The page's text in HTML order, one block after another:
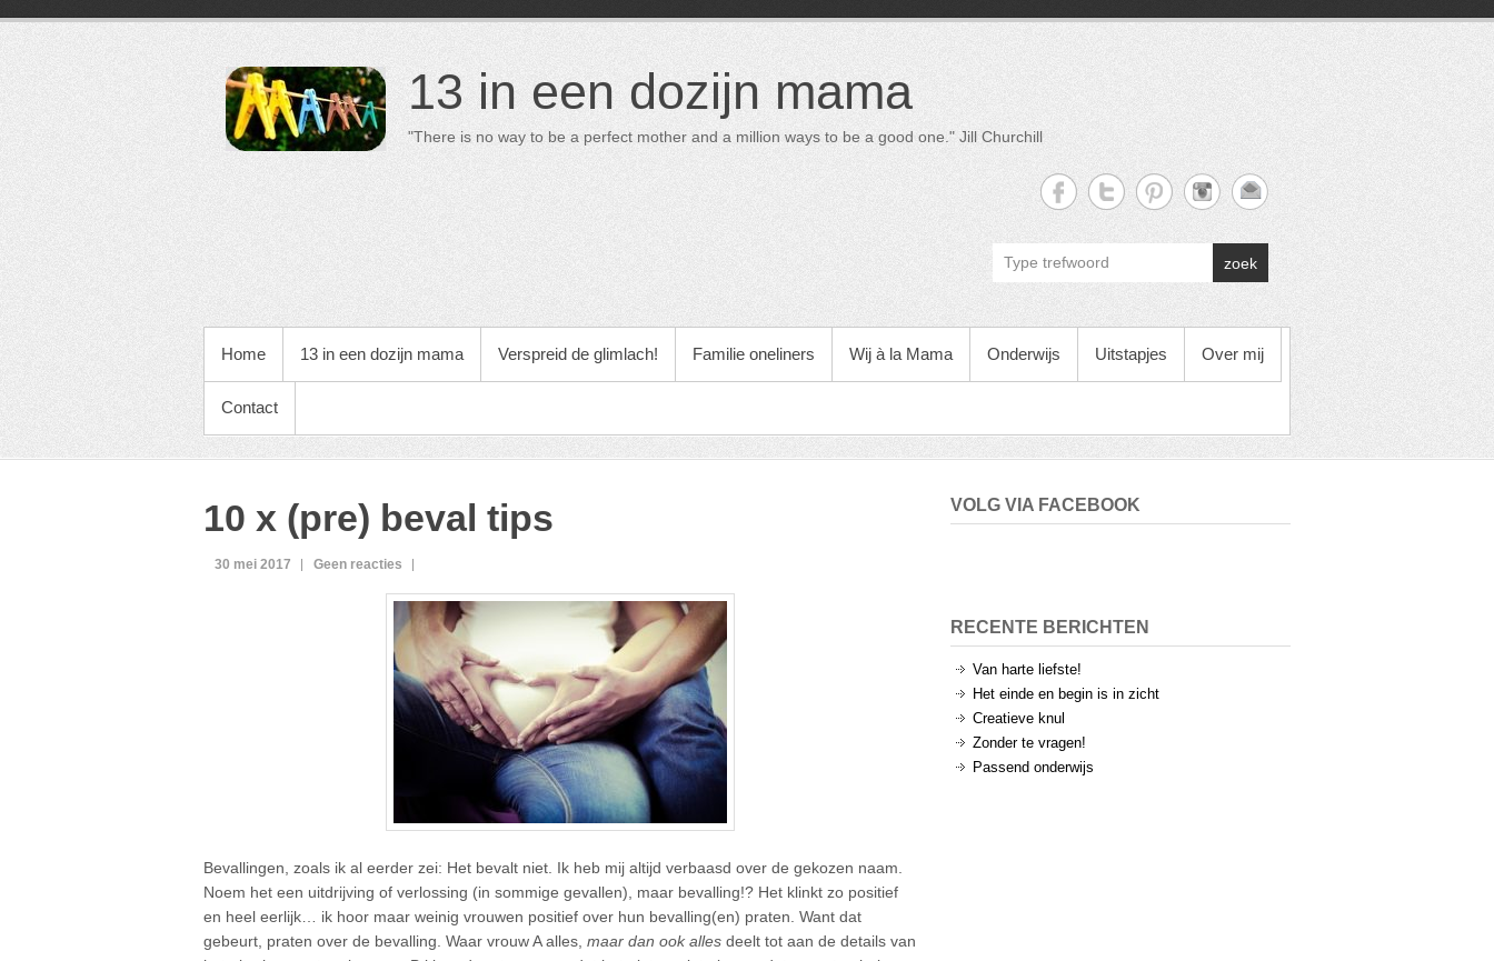
13 in een dozijn mama
"There is no way to be a perfect mother and a million ways to be a good one." Jill Churchill
zoek
PRIMAIR MENU
Home 13 in een dozijn mama Verspreid de glimlach! Familie oneliners Wij à la Mama Onderwijs Uitstapjes Over mij
Contact
10 x (pre) beval tips
30 mei 2017 Geen reacties
Bevallingen, zoals ik al eerder zei: Het bevalt niet. Ik heb mij altijd verbaasd over de gekozen naam.
Noem het een uitdrijving of verlossing (in sommige gevallen), maar bevalling!? Het klinkt zo positief
en heel eerlijk… ik hoor maar weinig vrouwen positief over hun bevalling(en) praten. Want dat
gebeurt, praten over de bevalling. Waar vrouw A alles, maar dan ook alles deelt tot aan de details van
VOLG VIA FACEBOOK
RECENTE BERICHTEN
Van harte liefste!
Het einde en begin is in zicht
Creatieve knul
Zonder te vragen!
Passend onderwijs